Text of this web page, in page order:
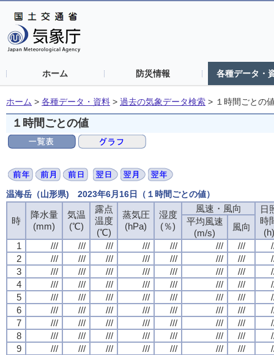
ホーム 防災情報 各種データ・
ホーム > 各種データ・資料 > 過去の気象データ検索 > １時間ごとの
１時間ごとの値
温海岳（山形県) 2023年6月16日（１時間ごとの値）
時
降水量
(mm)
気温
(℃)
露点
温度
(℃)
蒸気圧
(hPa)
湿度
(％)
風速・風向
日
時
(h)
平均風速
(m/s)
風向
1
/// /// /// /// /// /// ///
2
/// /// /// /// /// /// ///
3
/// /// /// /// /// /// ///
4
/// /// /// /// /// /// ///
5
/// /// /// /// /// /// ///
6
/// /// /// /// /// /// ///
7
/// /// /// /// /// /// ///
8
/// /// /// /// /// /// ///
9
/// /// /// /// /// /// ///